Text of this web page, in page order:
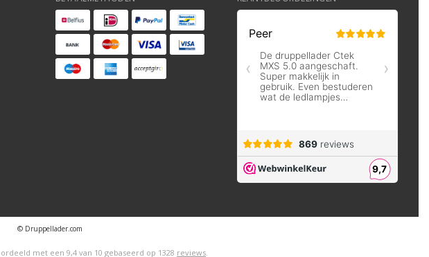
© Druppellader.com
met een 9,4 van 10 gebaseerd op 1328 reviews